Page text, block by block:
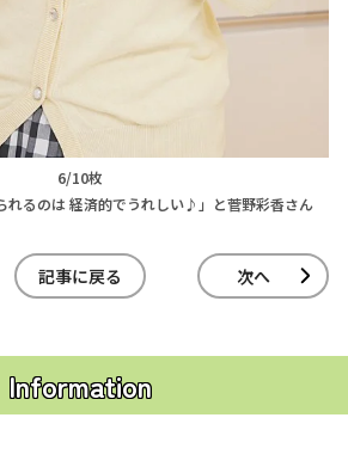
6/10枚
れるのは 経済的でうれしい♪」と菅野彩香さん
記事に戻る 次へ
Information